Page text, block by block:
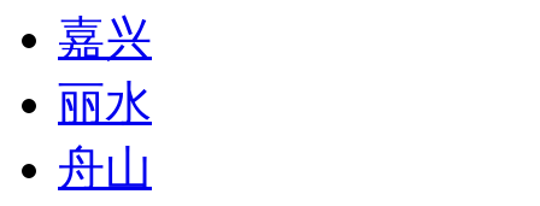
嘉兴
丽水
舟山